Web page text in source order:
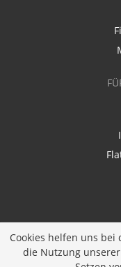
Ein Unternehmen
Cookies helfen uns
die Nutzung